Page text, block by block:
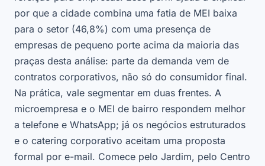
por que a cidade combina uma fatia de MEI baixa
para o setor (46,8%) com uma presença de
empresas de pequeno porte acima da maioria das
praças desta análise: parte da demanda vem de
contratos corporativos, não só do consumidor final.
Na prática, vale segmentar em duas frentes. A
microempresa e o MEI de bairro respondem melhor
a telefone e WhatsApp; já os negócios estruturados
e o catering corporativo aceitam uma proposta
formal por e-mail. Comece pelo Jardim, pelo Centro